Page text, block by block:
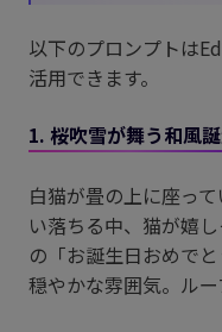
以下のプロンプトは
活用できます。
1. 桜吹雪が舞う和風
白猫が畳の上に座っ
い落ちる中、猫が嬉
の「お誕生日おめで
穏やかな雰囲気。ルー